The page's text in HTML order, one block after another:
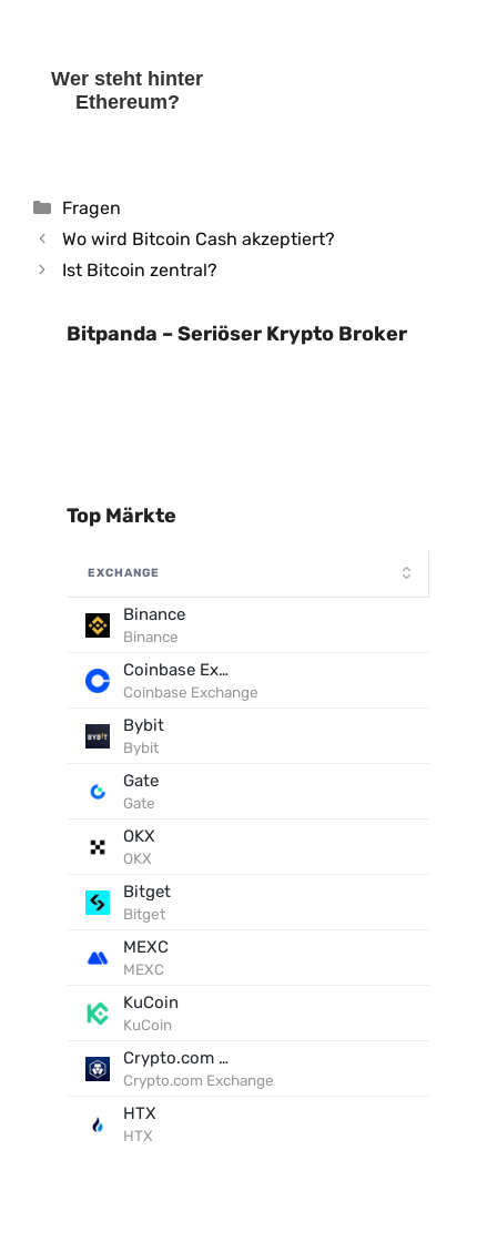
Wer steht hinter
Ethereum?
Kategorien
Fragen
Wo wird Bitcoin Cash akzeptiert?
Ist Bitcoin zentral?
Bitpanda – Seriöser Krypto Broker
Top Märkte
EXCHANGE
Binance
Binance
Coinbase Exchange
Coinbase Exchange
Bybit
Bybit
Gate
Gate
OKX
OKX
Bitget
Bitget
MEXC
MEXC
KuCoin
KuCoin
Crypto.com Exchange
Crypto.com Exchange
HTX
HTX